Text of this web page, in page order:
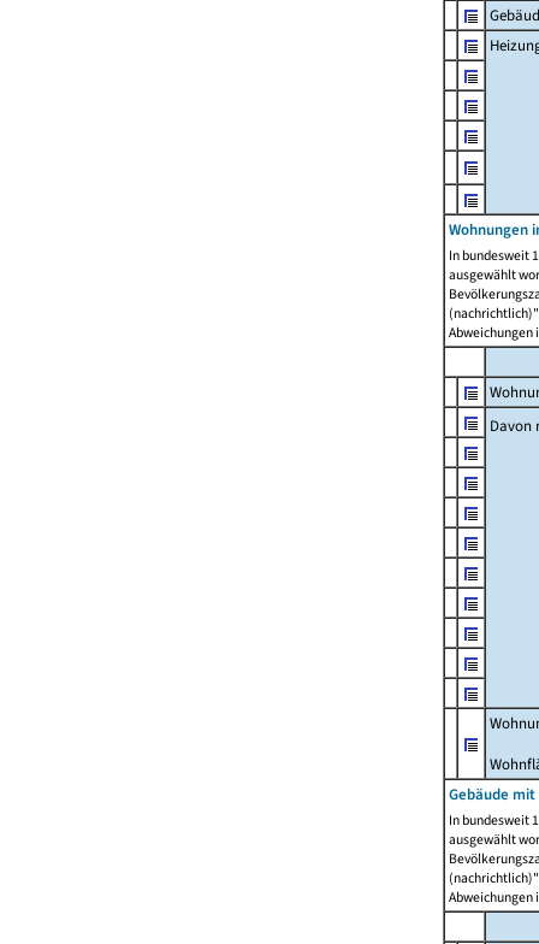
Wohnungen
In bundesweit
ausgewählt
Abweichungen
Davon
Gebäude
In bundesweit
ausgewählt
Abweichungen